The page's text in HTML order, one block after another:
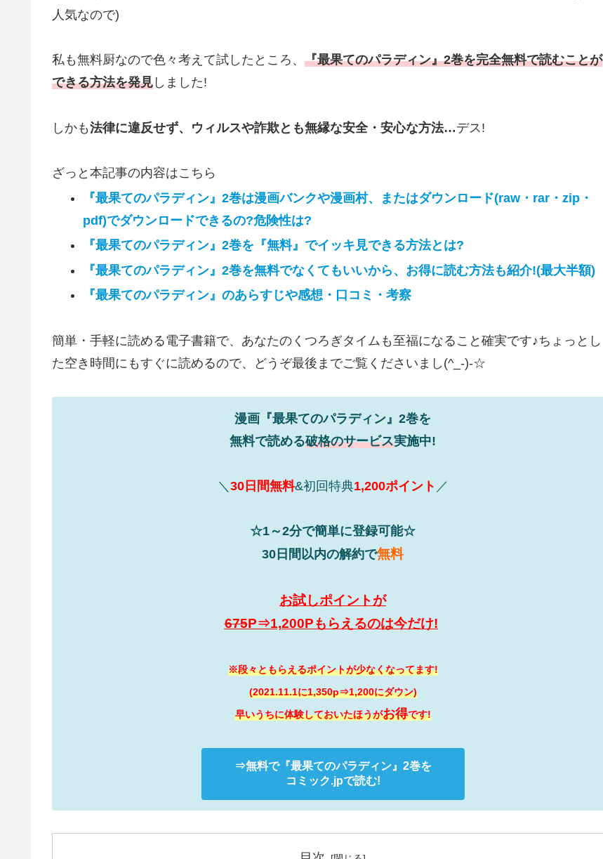
人気なので)
私も無料厨なので色々考えて試したところ、 『最果てのパラディン』2巻を完全無料で読むことが
できる方法を発見 しました!
しかも法律に違反せず、ウィルスや詐欺とも無縁な安全・安心な方法…デス!
ざっと本記事の内容はこちら
『最果てのパラディン』2巻は漫画バンクや漫画村、またはダウンロード(raw・rar・zip・
pdf)でダウンロードできるの?危険性は?
『最果てのパラディン』2巻を『無料』でイッキ見できる方法とは?
『最果てのパラディン』2巻を無料でなくてもいいから、お得に読む方法も紹介!(最大半額)
『最果てのパラディン』のあらすじや感想・口コミ・考察
簡単・手軽に読める電子書籍で、あなたのくつろぎタイムも至福になること確実です♪ちょっとし
た空き時間にもすぐに読めるので、どうぞ最後までご覧くださいまし(^_-)-☆
漫画『最果てのパラディン』2巻を
無料で読める破格のサービス実施中!
＼ 30日間無料&初回特典1,200ポイント ／
☆1～2分で簡単に登録可能☆
30日間以内の解約で無料
お試しポイントが
675P⇒1,200Pもらえるのは今だけ!
※段々ともらえるポイントが少なくなってます!
(2021.11.1に1,350p⇒1,200にダウン)
早いうちに体験しておいたほうがお得です!
⇒無料で『最果てのパラディン』 2巻を
コミック.jpで読む!